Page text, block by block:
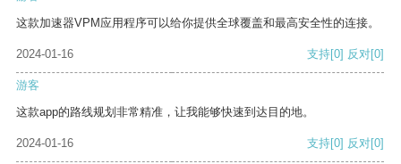
这款加速器VPM应用程序可以给你提供全球覆盖和最高安全性的连接。
2024-01-16 支持[0] 反对[0]
游客
这款app的路线规划非常精准，让我能够快速到达目的地。
2024-01-16 支持[0] 反对[0]